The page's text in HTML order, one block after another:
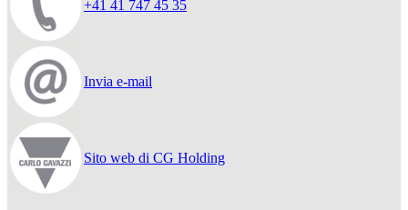
+41 41 747 45 35
Invia e-mail
Sito web di CG Holding